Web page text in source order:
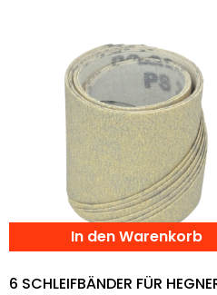
In den Warenkorb
6 SCHLEIFBÄNDER FÜR